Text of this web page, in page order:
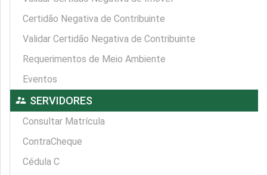
Certidão Negativa de Contribuinte
Validar Certidão Negativa de Contribuinte
Requerimentos de Meio Ambiente
Eventos
supervisor_account SERVIDORES
Consultar Matrícula
ContraCheque
Cédula C